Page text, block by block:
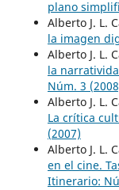
plano
Alberto J. L.
la imagen
Alberto J. L.
la
Núm. 3
Alberto J. L.
La crítica
(2007)
Alberto J. L.
en el cine.
Itinerario: